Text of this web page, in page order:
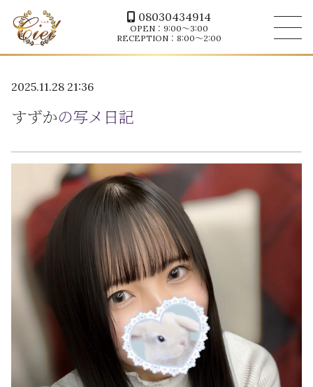
08030434914
OPEN：9:00～3:00
RECEPTION：8:00～2:00
2025.11.28 21:36
すずかの写メ日記